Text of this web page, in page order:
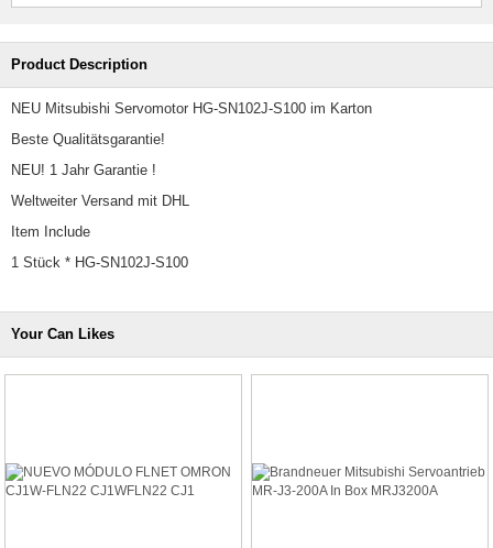
Product Description
NEU Mitsubishi Servomotor HG-SN102J-S100 im Karton
Beste Qualitätsgarantie!
NEU! 1 Jahr Garantie !
Weltweiter Versand mit DHL
Item Include
1 Stück * HG-SN102J-S100
Your Can Likes